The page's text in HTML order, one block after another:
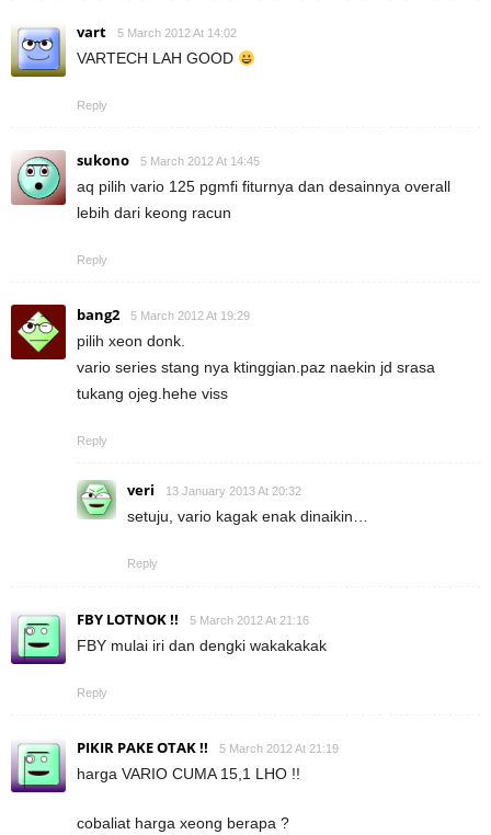
vart 5 March 2012 At 14:02
VARTECH LAH GOOD
Reply
sukono 5 March 2012 At 14:45
aq pilih vario 125 pgmfi fiturnya dan desainnya overall
lebih dari keong racun
Reply
bang2 5 March 2012 At 19:29
pilih xeon donk.
vario series stang nya ktinggian.paz naekin jd srasa
tukang ojeg.hehe viss
Reply
veri 13 January 2013 At 20:32
setuju, vario kagak enak dinaikin…
Reply
FBY LOTNOK !! 5 March 2012 At 21:16
FBY mulai iri dan dengki wakakakak
Reply
PIKIR PAKE OTAK !! 5 March 2012 At 21:19
harga VARIO CUMA 15,1 LHO !!
cobaliat harga xeong berapa ?